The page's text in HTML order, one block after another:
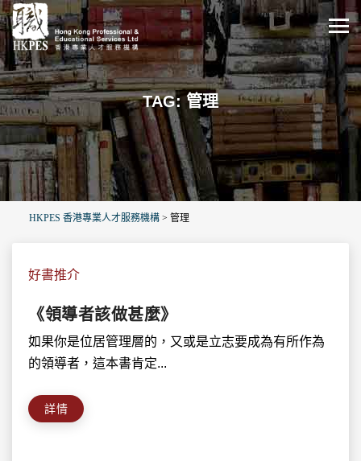
TAG: 管理
HKPES 香港專業人才服務機構 > 管理
好書推介
《領導者該做甚麼》
如果你是位居管理層的，又或是立志要成為有所作為
的領導者，這本書肯定...
詳情